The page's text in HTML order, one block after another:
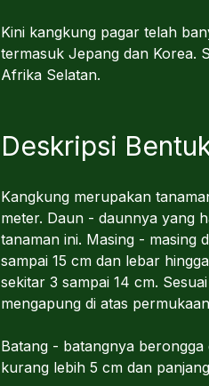
Kini kangkung pagar telah
termasuk Jepang dan Korea.
Afrika Selatan.
Deskripsi
Kangkung merupakan
meter. Daun - daunnya yang
tanaman ini. Masing - masing
sampai 15 cm dan lebar
sekitar 3 sampai 14 cm.
mengapung di atas
Batang - batangnya
kurang lebih 5 cm dan